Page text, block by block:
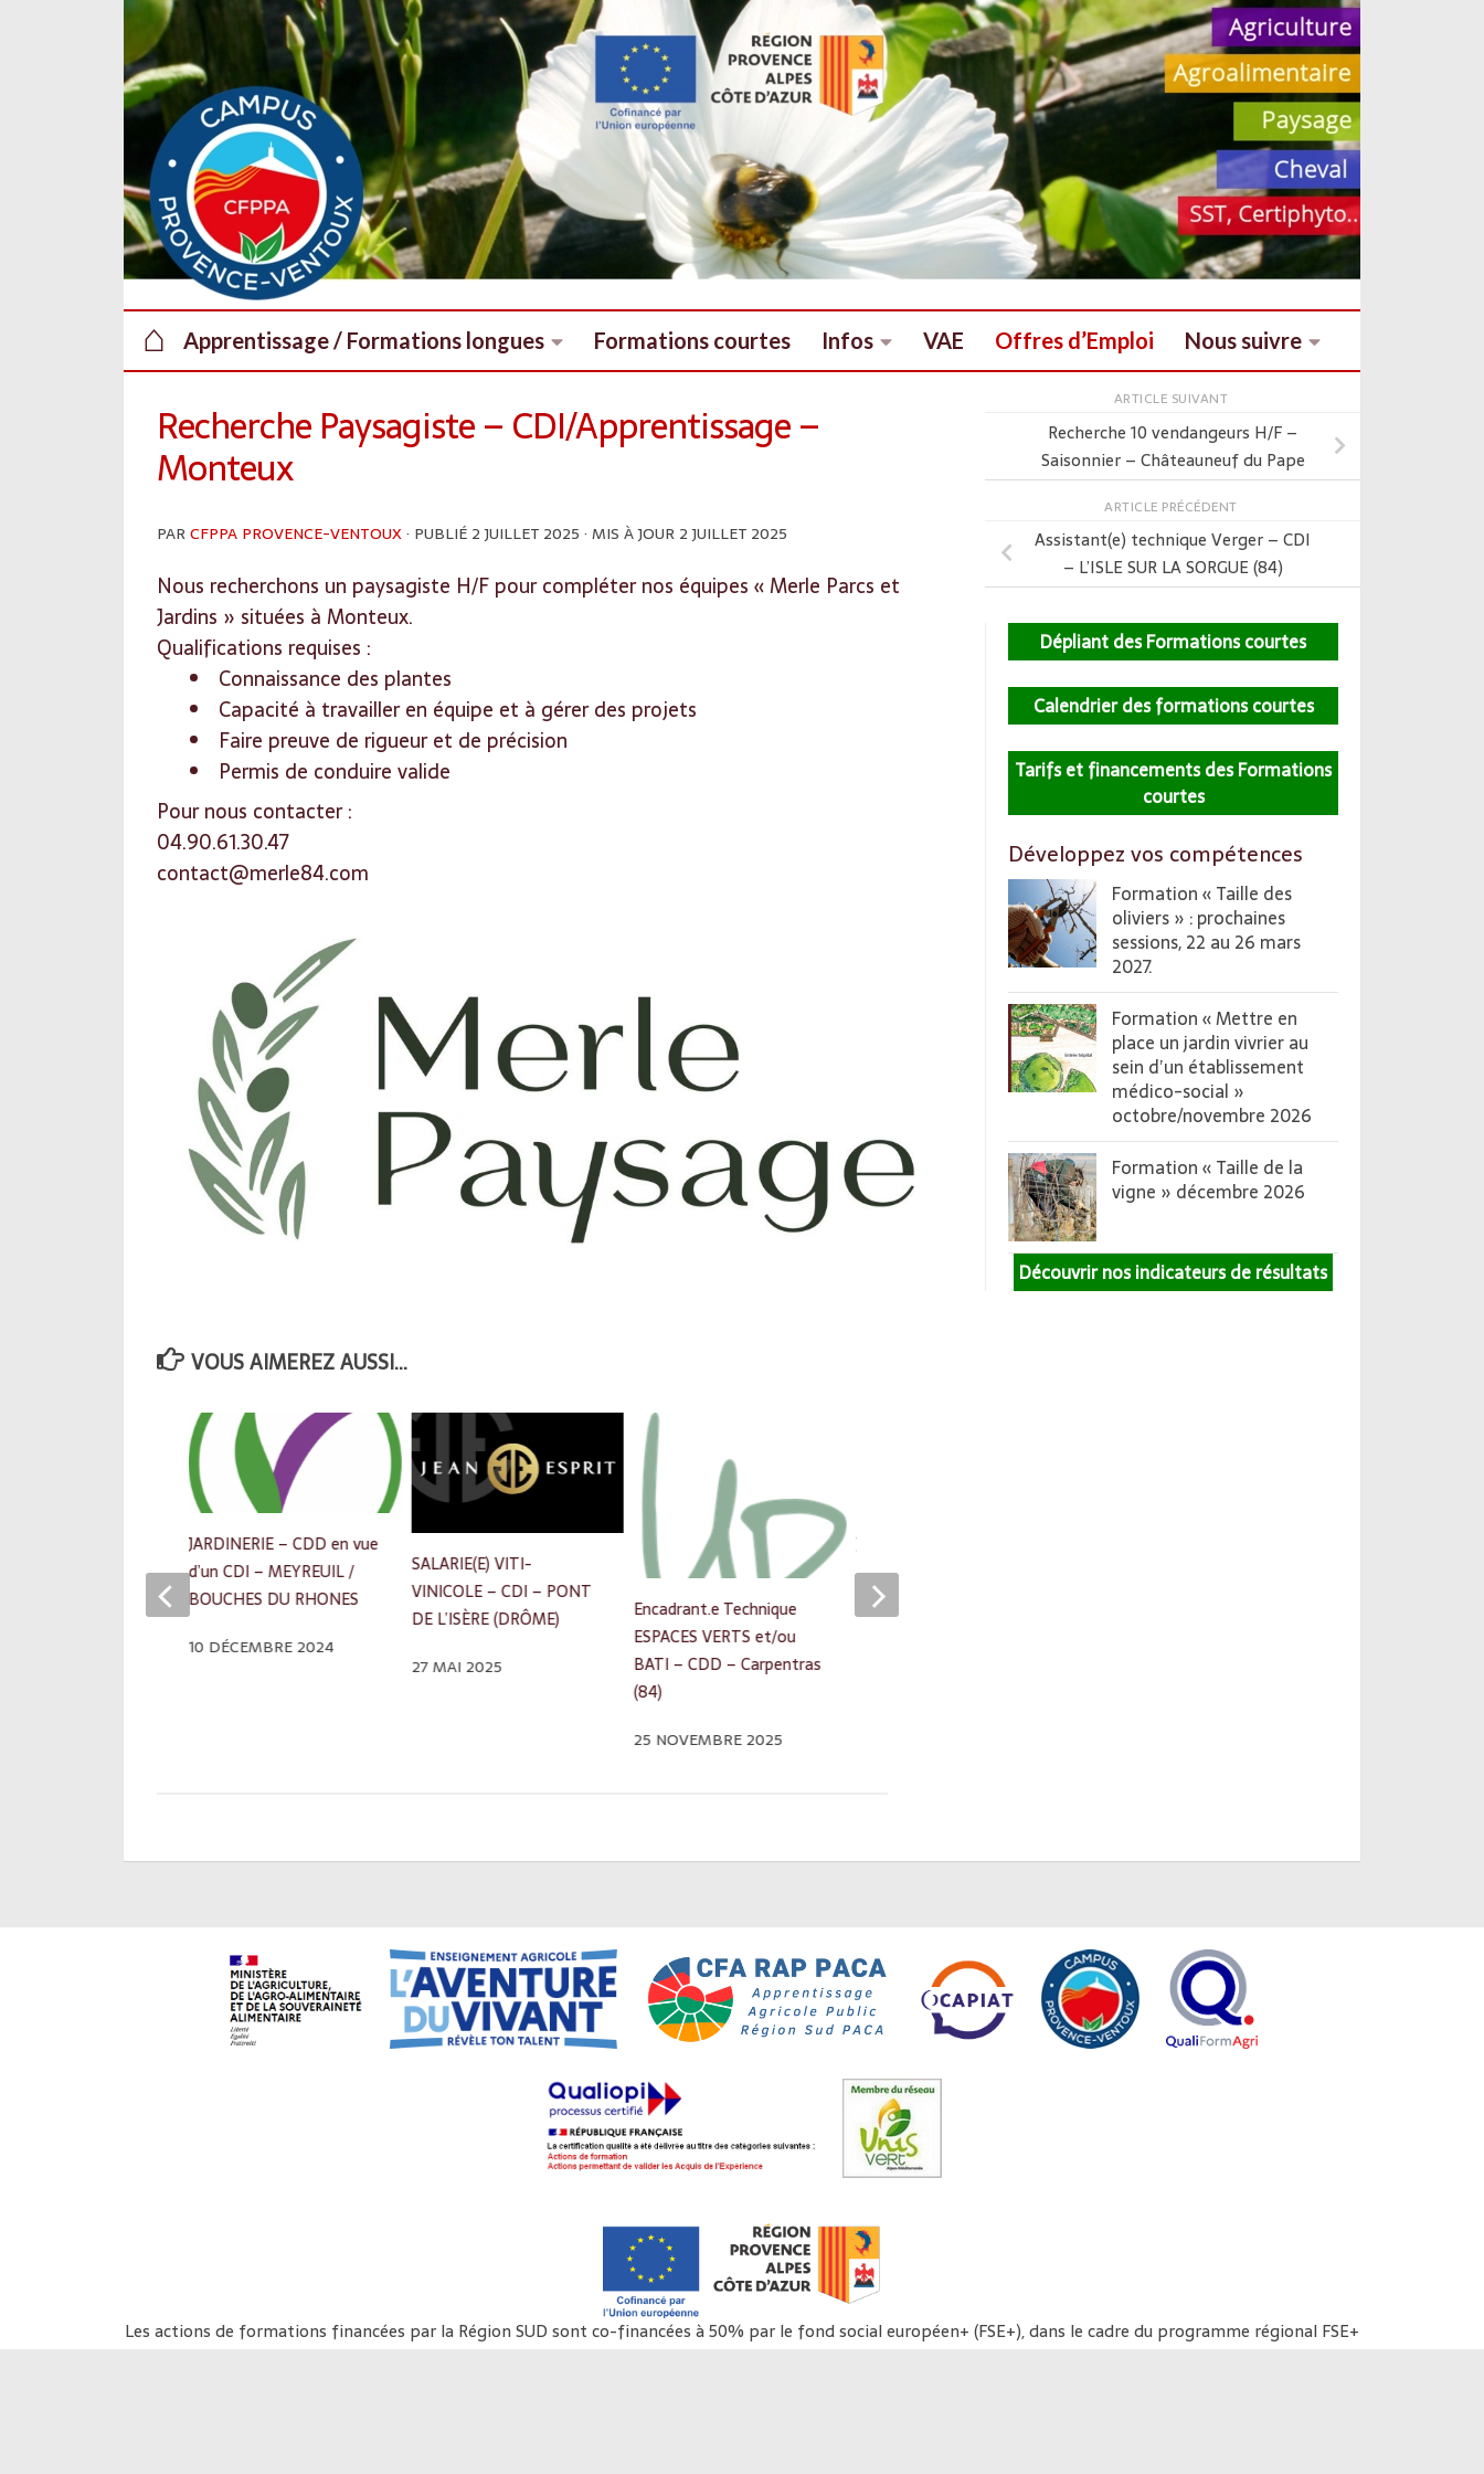
Au dessous du contenu
⌂ Apprentissage / Formations longues Formations courtes Infos VAE Offres d’Emploi Nous suivre
Recherche Paysagiste – CDI/Apprentissage –
Monteux
PARCFPPA PROVENCE-VENTOUX· PUBLIÉ 2 JUILLET 2025 · MIS À JOUR 2 JUILLET 2025
Nous recherchons un paysagiste H/F pour compléter nos équipes « Merle Parcs et
Jardins » situées à Monteux.
Qualifications requises :
Connaissance des plantes
Capacité à travailler en équipe et à gérer des projets
Faire preuve de rigueur et de précision
Permis de conduire valide
Pour nous contacter :
04.90.61.30.47
contact@merle84.com
VOUS AIMEREZ AUSSI...
SALARIE(E) VITI-
VINICOLE – CDI – PONT
DE L’ISÈRE (DRÔME)
27 MAI 2025
Encadrant.e Technique
ESPACES VERTS et/ou
BATI – CDD – Carpentras
(84)
25 NOVEMBRE 2025
JARDINERIE –
APPRENTISSAGE + DE 18
ANS – MEYREUIL /
JARDINERIE – CDD en vue
d’un CDI – MEYREUIL /
BOUCHES DU RHONES
10 DÉCEMBRE 2024
ARTICLE SUIVANT
Recherche 10 vendangeurs H/F –
Saisonnier – Châteauneuf du Pape
ARTICLE PRÉCÉDENT
Assistant(e) technique Verger – CDI
– L’ISLE SUR LA SORGUE (84)
Dépliant des Formations courtes
Calendrier des formations courtes
Tarifs et financements des Formations
courtes
Développez vos compétences
Formation « Taille des
oliviers » : prochaines
sessions, 22 au 26 mars
2027.
Formation « Mettre en
place un jardin vivrier au
sein d’un établissement
médico-social »
octobre/novembre 2026
Formation « Taille de la
vigne » décembre 2026
Découvrir nos indicateurs de résultats
Les actions de formations financées par la Région SUD sont co-financées à 50% par le fond social européen+ (FSE+), dans le cadre du programme régional FSE+